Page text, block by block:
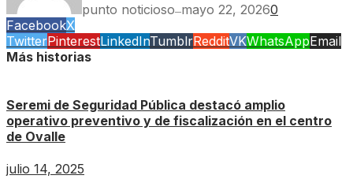
punto noticioso—mayo 22, 20260
FacebookX
TwitterPinterestLinkedInTumblrRedditVKWhatsAppEmail
Más historias
Seremi de Seguridad Pública destacó amplio
operativo preventivo y de fiscalización en el centro
de Ovalle
julio 14, 2025